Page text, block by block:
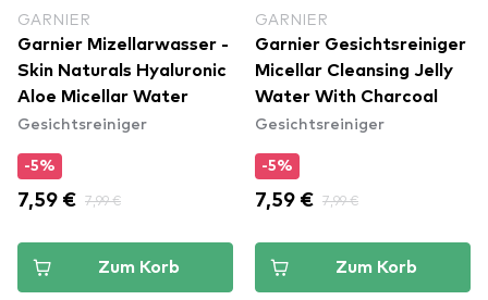
GARNIER
Garnier Mizellarwasser -
Skin Naturals Hyaluronic
Aloe Micellar Water
Gesichtsreiniger
-5%
7,59 € 7,99 €
Zum Korb
GARNIER
Garnier Gesichtsreiniger
Micellar Cleansing Jelly
Water With Charcoal
Gesichtsreiniger
-5%
7,59 € 7,99 €
Zum Korb